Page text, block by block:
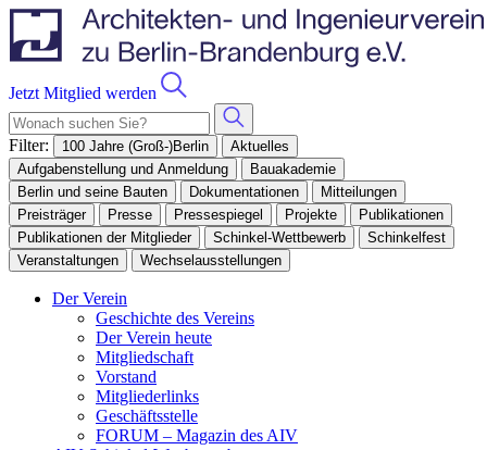
Jetzt Mitglied werden
Filter: 100 Jahre (Groß-)Berlin
Aktuelles
Aufgabenstellung und Anmeldung
Bauakademie
Berlin und seine Bauten
Dokumentationen
Mitteilungen
Preisträger
Presse Pressespiegel Projekte
Publikationen
Publikationen der Mitglieder
Schinkel-Wettbewerb
Schinkelfest
Veranstaltungen
Wechselausstellungen
Der Verein
Geschichte des Vereins
Der Verein heute
Mitgliedschaft
Vorstand
Mitgliederlinks
Geschäftsstelle
FORUM – Magazin des AIV